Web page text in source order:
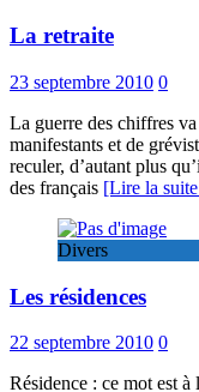
La retraite
23 septembre 2010 0
La guerre des chiffres
manifestants et de
reculer, d’autant plus
des français [Lire la
Divers
Les résidences
22 septembre 2010 0
Résidence : ce mot est